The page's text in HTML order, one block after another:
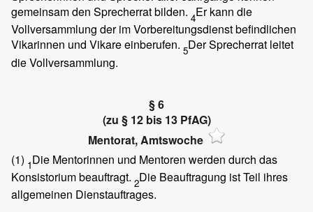
gemeinsam den Sprecherrat bilden. 4Er kann die
Vollversammlung der im Vorbereitungsdienst befindlichen
Vikarinnen und Vikare einberufen. 5Der Sprecherrat leitet
die Vollversammlung.
§ 6
(zu § 12 bis 13 PfAG)
Mentorat, Amtswoche
(1) 1Die Mentorinnen und Mentoren werden durch das
Konsistorium beauftragt. 2Die Beauftragung ist Teil ihres
allgemeinen Dienstauftrages.